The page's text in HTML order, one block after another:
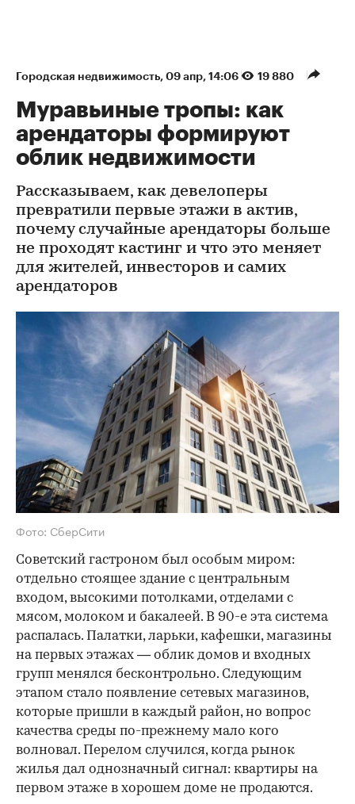
Городская недвижимость 09 апр, 14:06 19 880
Муравьиные тропы: как
арендаторы формируют
облик недвижимости
Рассказываем, как девелоперы
превратили первые этажи в актив,
почему случайные арендаторы больше
не проходят кастинг и что это меняет
для жителей, инвесторов и самих
арендаторов
Фото: СберСити
Советский гастроном был особым миром:
отдельно стоящее здание с центральным
входом, высокими потолками, отделами с
мясом, молоком и бакалеей. В 90-е эта система
распалась. Палатки, ларьки, кафешки, магазины
на первых этажах — облик домов и входных
групп менялся бесконтрольно. Следующим
этапом стало появление сетевых магазинов,
которые пришли в каждый район, но вопрос
качества среды по-прежнему мало кого
волновал. Перелом случился, когда рынок
жилья дал однозначный сигнал: квартиры на
первом этаже в хорошем доме не продаются.